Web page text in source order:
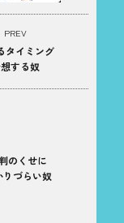
PREV
タイミング
する奴
のくせに
りづらい奴